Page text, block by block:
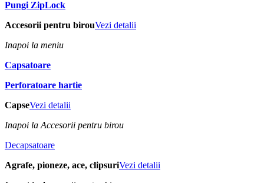
Pungi ZipLock
Accesorii pentru birouVezi detalii
Inapoi la meniu
Capsatoare
Perforatoare hartie
CapseVezi detalii
Inapoi la Accesorii pentru birou
Decapsatoare
Agrafe, pioneze, ace, clipsuriVezi detalii